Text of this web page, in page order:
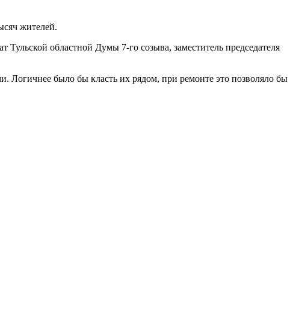
жителей.
Тульской областной Думы 7-го созыва, заместитель председателя
Логичнее было бы класть их рядом, при ремонте это позволяло бы